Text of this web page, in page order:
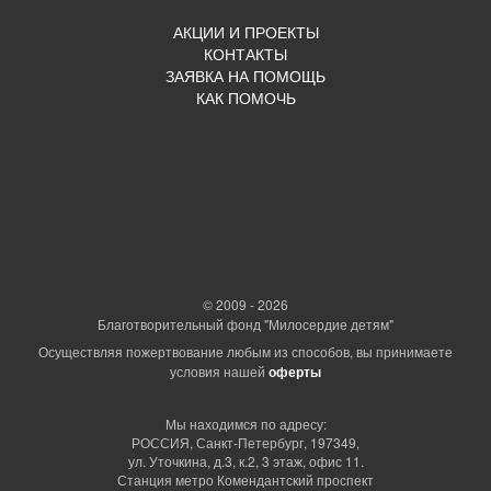
АКЦИИ И ПРОЕКТЫ
КОНТАКТЫ
ЗАЯВКА НА ПОМОЩЬ
КАК ПОМОЧЬ
© 2009 - 2026
Благотворительный фонд "Милосердие детям"
Осуществляя пожертвование любым из способов, вы принимаете
условия нашей оферты
Мы находимся по адресу:
РОССИЯ, Санкт-Петербург, 197349,
ул. Уточкина, д.3, к.2, 3 этаж, офис 11.
Станция метро Комендантский проспект